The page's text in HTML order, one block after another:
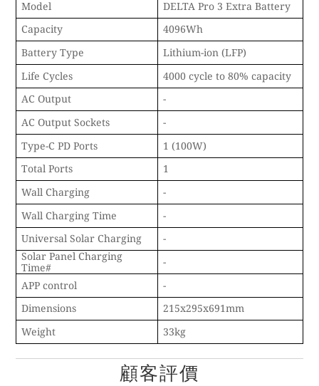
Model
DELTA Pro 3 Extra Battery
Capacity
4096Wh
Battery Type Lithium-ion (LFP)
Life Cycles
4000 cycle to 80% capacity
AC Output
-
AC Output Sockets -
Type-C PD Ports
1 (100W)
Total Ports
1
Wall Charging -
Wall Charging Time
-
Universal Solar Charging
-
Solar Panel Charging
Time#
-
APP control
-
Dimensions
215x295x691mm
Weight 33kg
顧客評價